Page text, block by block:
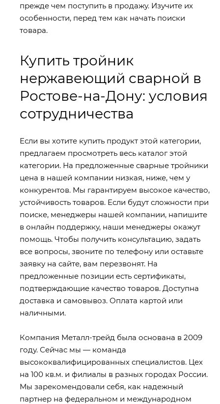
прежде чем поступить в продажу. Изучите их
особенности, перед тем как начать поиски
товара.
Купить тройник
нержавеющий сварной в
Ростове-на-Дону: условия
сотрудничества
Если вы хотите купить продукт этой категории,
предлагаем просмотреть весь каталог этой
категории. На предложенные сварные тройники
цена в нашей компании низкая, ниже, чем у
конкурентов. Мы гарантируем высокое качество,
устойчивость товаров. Если будут сложности при
поиске, менеджеры нашей компании, напишите
в онлайн поддержку, наши менеджеры окажут
помощь. Чтобы получить консультацию, задать
все вопросы, звоните по телефону или оставьте
заявку на сайте, вам перезвонят. На
предложенные позиции есть сертификаты,
подтверждающие качество товаров. Доступна
доставка и самовывоз. Оплата картой или
наличными.
Компания Металл-трейд была основана в 2009
году. Сейчас мы — команда
высококвалифицированных специалистов. Цех
на 100 кв.м. и филиалы в разных городах России.
Мы зарекомендовали себя, как надежный
партнер на федеральном и международном